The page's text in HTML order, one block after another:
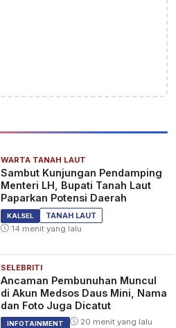
WARTA TANAH LAUT
Sambut Kunjungan Pendamping
Menteri LH, Bupati Tanah Laut
Paparkan Potensi Daerah
KALSEL
TANAH LAUT
14 menit yang lalu
SELEBRITI
Ancaman Pembunuhan Muncul
di Akun Medsos Daus Mini, Nama
dan Foto Juga Dicatut
INFOTAINMENT 20 menit yang lalu